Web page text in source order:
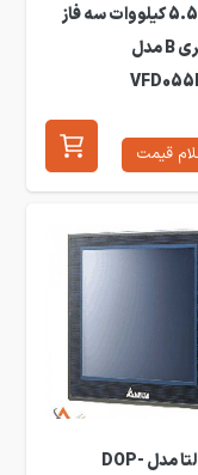
اینورتر 5.5 کیلووات سه فاز
دلتا سری B مدل
قیمت
HMI دلتا مدل DOP-